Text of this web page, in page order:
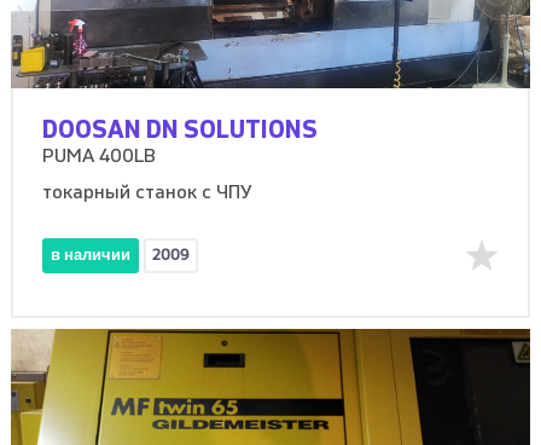
DOOSAN DN SOLUTIONS
PUMA 400LB
токарный станок с ЧПУ
в наличии 2009